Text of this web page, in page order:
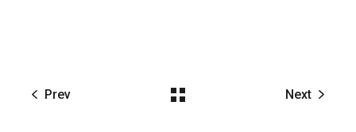
Prev Next